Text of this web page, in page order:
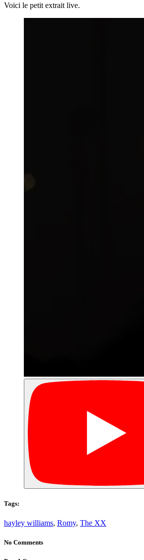
Voici le petit extrait live.
Tags:
hayley williams, Romy, The XX
No Comments